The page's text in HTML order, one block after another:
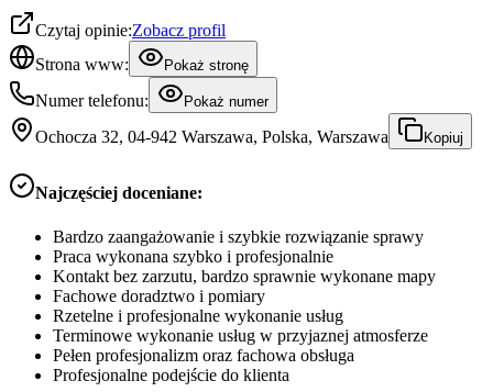
Czytaj opinie:Zobacz profil
Strona www:
Pokaż stronę
Numer telefonu: Pokaż numer
Ochocza 32, 04-942 Warszawa, Polska, Warszawa Kopiuj
Najczęściej doceniane:
Bardzo zaangażowanie i szybkie rozwiązanie sprawy
Praca wykonana szybko i profesjonalnie
Kontakt bez zarzutu, bardzo sprawnie wykonane mapy
Fachowe doradztwo i pomiary
Rzetelne i profesjonalne wykonanie usług
Terminowe wykonanie usług w przyjaznej atmosferze
Pełen profesjonalizm oraz fachowa obsługa
Profesjonalne podejście do klienta